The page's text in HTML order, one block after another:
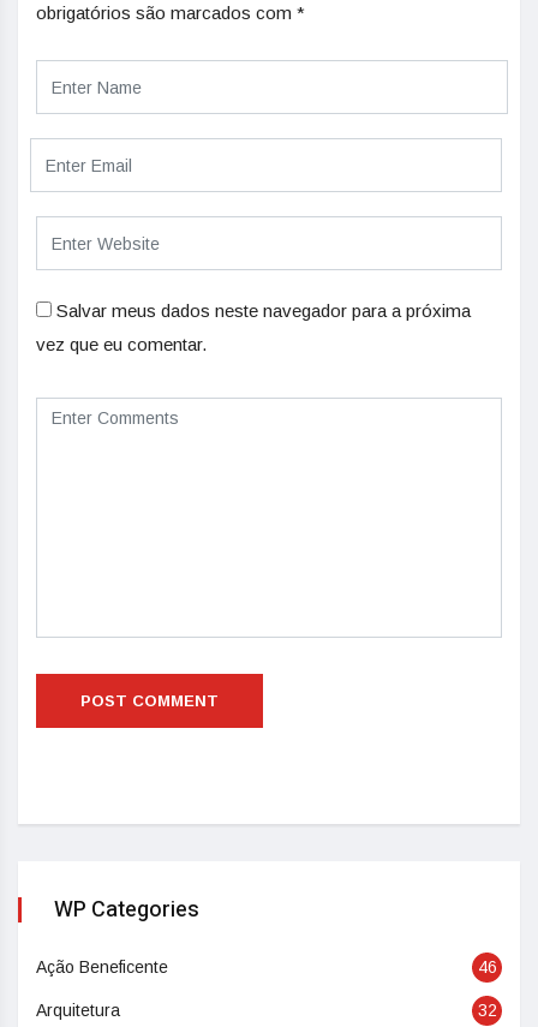
obrigatórios são marcados com *
Salvar meus dados neste navegador para a próxima
vez que eu comentar.
WP Categories
Ação Beneficente 46
Arquitetura 32